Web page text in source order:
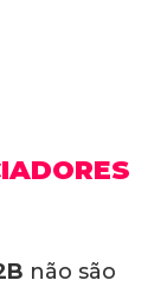
não são